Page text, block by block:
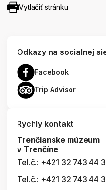
Vytlačiť stránku
Odkazy na socialnej
Facebook
Trip Advisor
Rýchly kontakt
Trenčianske múzeum
v Trenčíne
Tel.č.: +421 32 743 44
Tel.č.: +421 32 743 44